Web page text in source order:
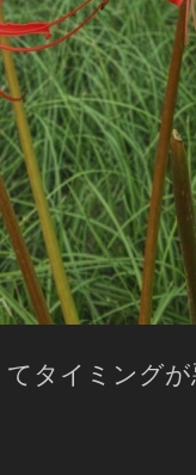
タイミング